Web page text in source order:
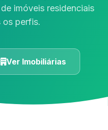
imóveis residenciais
os perfis.
Ver Imobiliárias